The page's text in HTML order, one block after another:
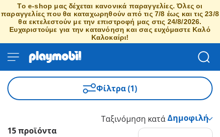
Το e-shop μας δέχεται κανονικά παραγγελίες. Όλες οι
παραγγελίες που θα καταχωρηθούν από τις 7/8 έως και τις 23/8
θα εκτελεστούν με την επιστροφή μας στις 24/8/2026.
Ευχαριστούμε για την κατανόηση και σας ευχόμαστε Καλό
Καλοκαίρι!
Φίλτρα (1)
15 προϊόντα
Ταξινόμηση κατά